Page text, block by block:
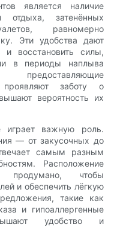
является наличие
отдыха, затенённых
равномерно
Эти удобства дают
и восстановить силы,
в периоды наплыва
проявляют заботу о
вероятность их
важную роль.
— от закусочных до
самым разным
Расположение
продумано, чтобы
и обеспечить лёгкую
такие как
и гипоаллергенные
удобство и